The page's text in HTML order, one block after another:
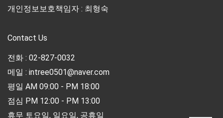
개인정보보호책임자 : 최형숙
Contact Us
전화 : 02-827-0032
메일 : intree0501@naver.com
평일 AM 09:00 - PM 18:00
점심 PM 12:00 - PM 13:00
휴무 토요일, 일요일, 공휴일